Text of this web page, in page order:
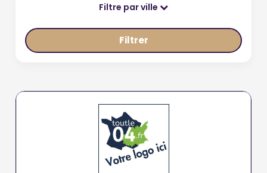
Filtre par ville
Filtrer